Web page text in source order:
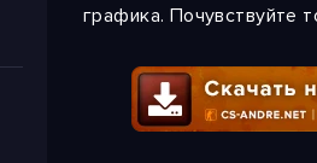
графика. Почувствуйте